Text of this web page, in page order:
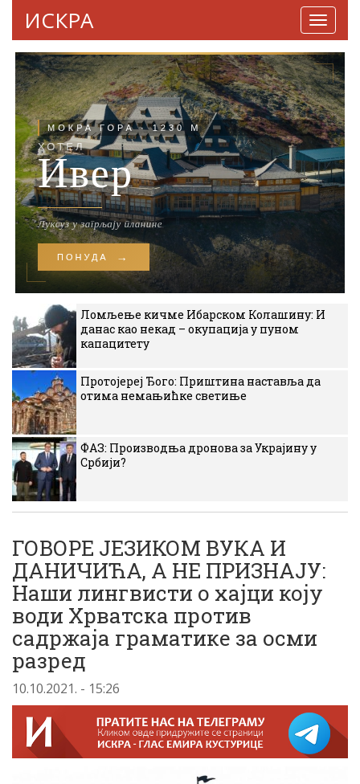
ИСКРА
Ломљење кичме Ибарском Колашину: И
данас као некад – окупација у пуном
капацитету
Протојереј Ђого: Приштина наставља да
отима немањићке светиње
ФАЗ: Производња дронова за Украјину у
Србији?
ГОВОРЕ ЈЕЗИКОМ ВУКА И
ДАНИЧИЋА, А НЕ ПРИЗНАЈУ:
Наши лингвисти о хајци коју
води Хрватска против
садржаја граматике за осми
разред
10.10.2021. - 15:26